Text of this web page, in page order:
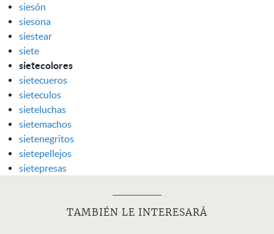
siesón
siesona
siestear
siete
sietecolores
sietecueros
sieteculos
sieteluchas
sietemachos
sietenegritos
sietepellejos
sietepresas
TAMBIÉN LE INTERESARÁ